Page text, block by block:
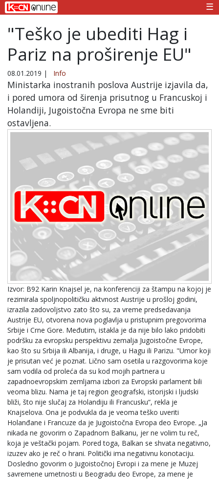
☰
"Teško je ubediti Hag i
Pariz na proširenje EU"
08.01.2019 | Info
Ministarka inostranih poslova Austrije izjavila da,
i pored umora od širenja prisutnog u Francuskoj i
Holandiji, Jugoistočna Evropa ne sme biti
ostavljena.
Izvor: B92 Karin Knajsel je, na konferenciji za štampu na kojoj je
rezimirala spoljnopolitičku aktvnost Austrije u prošloj godini,
izrazila zadovoljstvo zato što su, za vreme predsedavanja
Austrije EU, otvorena nova poglavlja u pristupnim pregovorima
Srbije i Crne Gore. Međutim, istakla je da nije bilo lako pridobiti
podršku za evropsku perspektivu zemalja Jugoistočne Evrope,
kao što su Srbija ili Albanija, i druge, u Hagu ili Parizu. "Umor koji
je prisutan već je poznat. Lično sam osetila u razgovorima koje
sam vodila od proleća da su kod mojih partnera u
zapadnoevropskim zemljama izbori za Evropski parlament bili
veoma blizu. Nama je taj region geografski, istorijski i ljudski
bliži, što nije slučaj za Holandiju ili Francusku“, rekla je
Knajselova. Ona je podvukla da je veoma teško uveriti
Holanđane i Francuze da je Jugoistočna Evropa deo Evrope. „Ja
nikada ne govorim o Zapadnom Balkanu, jer ne volim tu reč,
koja je veštački pojam. Pored toga, Balkan se shvata negativno,
izuzev ako je reč o hrani. Politički ima negativnu konotaciju.
Dosledno govorim o Jugoistočnoj Evropi i za mene je Muzej
savremene umetnosti u Beogradu deo Evrope, za mene je